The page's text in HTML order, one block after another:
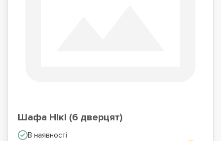
Шафа Нікі (6 дверцят)
В наявності